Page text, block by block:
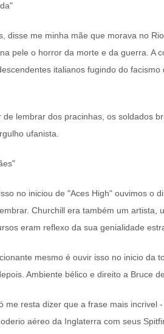
disse me minha mãe que morava no
pele o horror da morte e da guerra. A
italianos fugindo do
de lembrar dos pracinhas, os soldados
ufanista.
no iniciou de "Aces High" ouvimos o
Churchill era também um artista,
eram reflexo da sua genialidade
mesmo é ouvir isso no inicio da
Ambiente bélico e direito a Bruce
me resta dizer que a frase mais incrivel
aéreo da Inglaterra com seus